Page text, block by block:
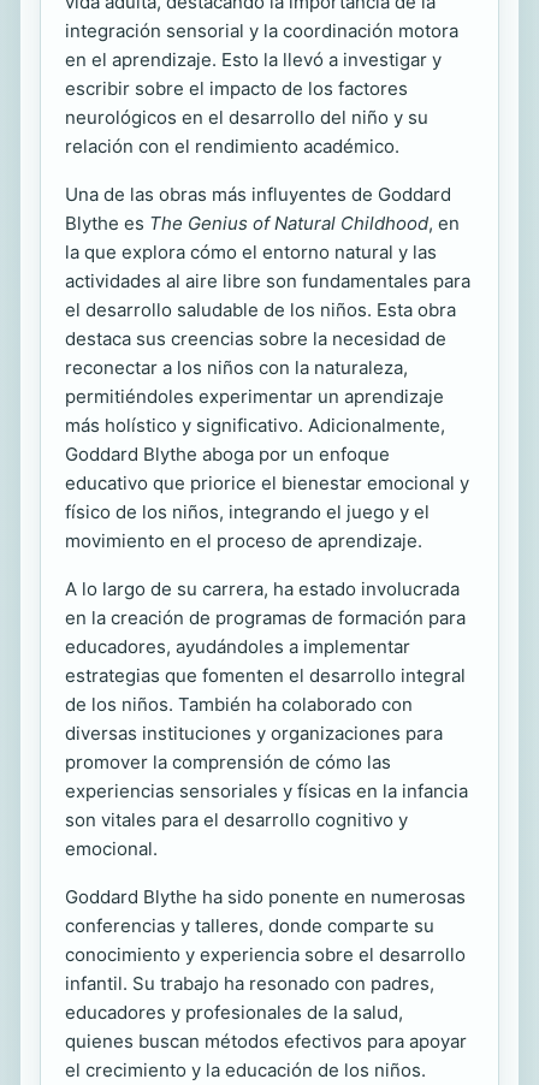
integración sensorial y la coordinación motora
en el aprendizaje. Esto la llevó a investigar y
escribir sobre el impacto de los factores
neurológicos en el desarrollo del niño y su
relación con el rendimiento académico.
Una de las obras más influyentes de Goddard
Blythe es The Genius of Natural Childhood, en
la que explora cómo el entorno natural y las
actividades al aire libre son fundamentales para
el desarrollo saludable de los niños. Esta obra
destaca sus creencias sobre la necesidad de
reconectar a los niños con la naturaleza,
permitiéndoles experimentar un aprendizaje
más holístico y significativo. Adicionalmente,
Goddard Blythe aboga por un enfoque
educativo que priorice el bienestar emocional y
físico de los niños, integrando el juego y el
movimiento en el proceso de aprendizaje.
A lo largo de su carrera, ha estado involucrada
en la creación de programas de formación para
educadores, ayudándoles a implementar
estrategias que fomenten el desarrollo integral
de los niños. También ha colaborado con
diversas instituciones y organizaciones para
promover la comprensión de cómo las
experiencias sensoriales y físicas en la infancia
son vitales para el desarrollo cognitivo y
emocional.
Goddard Blythe ha sido ponente en numerosas
conferencias y talleres, donde comparte su
conocimiento y experiencia sobre el desarrollo
infantil. Su trabajo ha resonado con padres,
educadores y profesionales de la salud,
quienes buscan métodos efectivos para apoyar
el crecimiento y la educación de los niños.